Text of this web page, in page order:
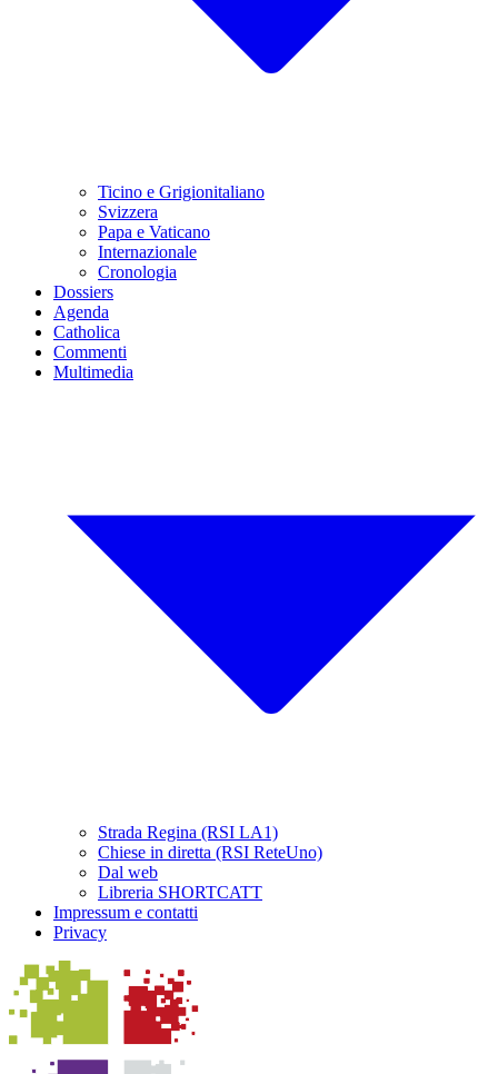
Ticino e Grigionitaliano
Svizzera
Papa e Vaticano
Internazionale
Cronologia
Dossiers
Agenda
Catholica
Commenti
Multimedia
Strada Regina (RSI LA1)
Chiese in diretta (RSI ReteUno)
Dal web
Libreria SHORTCATT
Impressum e contatti
Privacy